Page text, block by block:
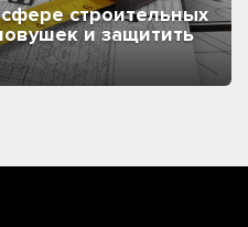
строительных
и защитить